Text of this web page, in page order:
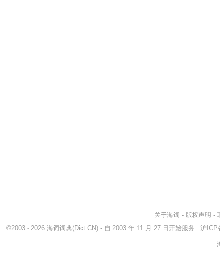
关于海词 - 版权声明 -
©2003 - 2026 海词词典(Dict.CN) - 自 2003 年 11 月 27 日开始服务 沪ICP